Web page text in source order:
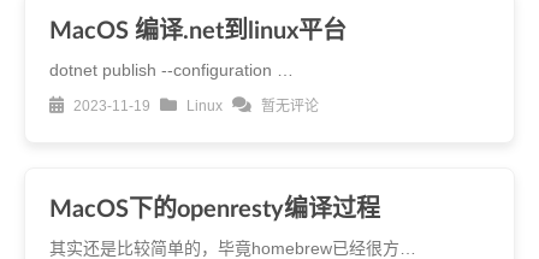
MacOS 编译.net到linux平台
dotnet publish --configuration …
2023-11-19 Linux 暂无评论
MacOS下的openresty编译过程
其实还是比较简单的，毕竟homebrew已经很方…